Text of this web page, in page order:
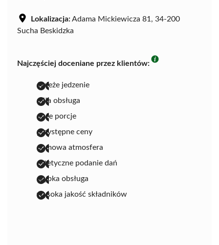
Lokalizacja:Adama Mickiewicza 81, 34-200
Sucha Beskidzka
Najczęściej doceniane przez klientów:
świeże jedzenie
miła obsługa
duże porcje
przystępne ceny
domowa atmosfera
estetyczne podanie dań
szybka obsługa
wysoka jakość składników